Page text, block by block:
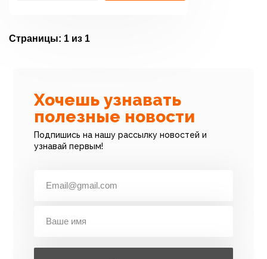
Страницы: 1 из 1
Хочешь узнавать
полезные новости
Подпишись на нашу рассылку новостей и
узнавай первым!